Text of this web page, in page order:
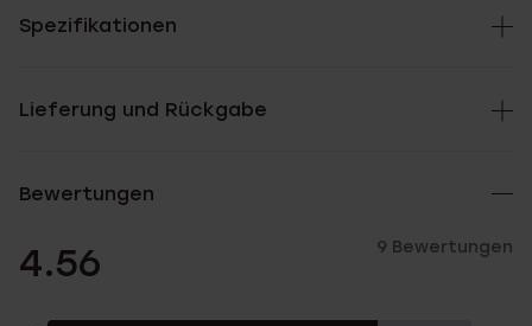
Spezifikationen
Lieferung und Rückgabe
Bewertungen
4.56 9 Bewertungen